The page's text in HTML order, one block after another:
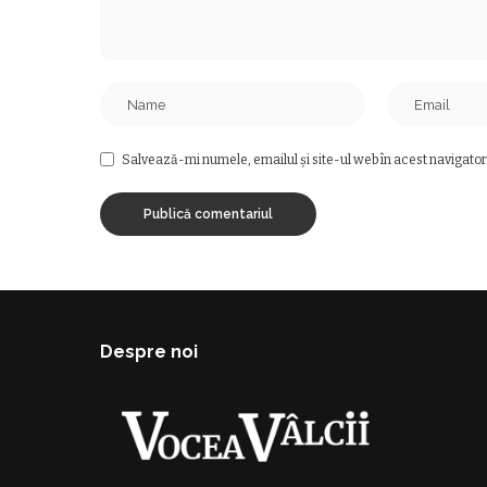
Salvează-mi numele, emailul și site-ul web în acest
Despre noi